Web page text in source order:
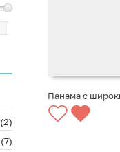
Панама с
(2)
(7)